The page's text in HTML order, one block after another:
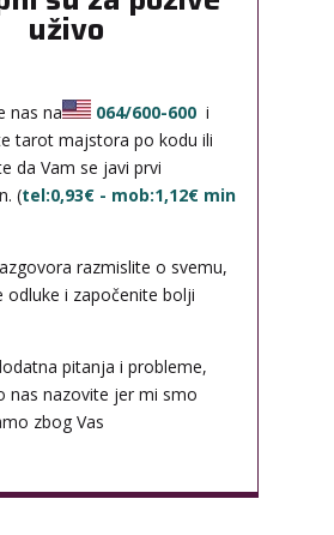
uživo
nas na 064/600-600 i
tarot majstora po kodu ili
da Vam se javi prvi
(tel:0,93€ - mob:1,12€ min
razmislite o svemu,
odluke i započenite bolji
pitanja i probleme,
nas nazovite jer mi smo
zbog Vas